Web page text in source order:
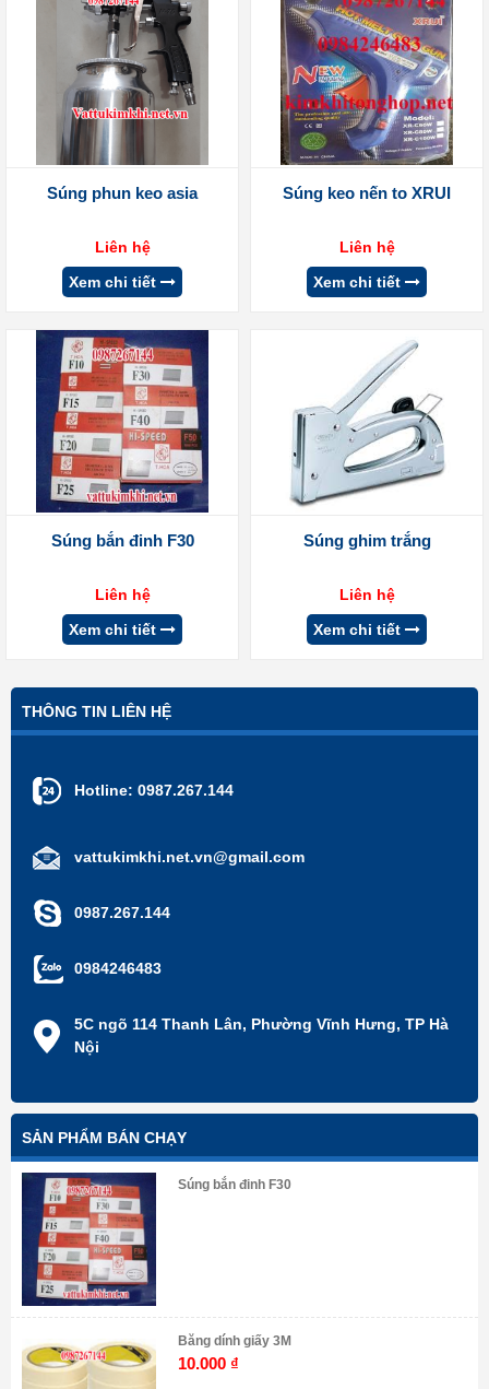
Súng phun keo asia
Liên hệ
Xem chi tiết
Súng keo nến to XRUI
Liên hệ
Xem chi tiết
Súng bắn đinh F30
Liên hệ
Xem chi tiết
Súng ghim trắng
Liên hệ
Xem chi tiết
THÔNG TIN LIÊN HỆ
Hotline: 0987.267.144
vattukimkhi.net.vn@gmail.com
0987.267.144
0984246483
5C ngõ 114 Thanh Lân, Phường Vĩnh Hưng, TP Hà
Nội
SẢN PHẨM BÁN CHẠY
Súng bắn đinh F30
Băng dính giấy 3M
10.000 ₫